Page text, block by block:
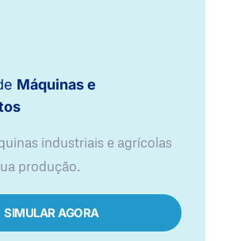
Máquinas e
industriais e agrícolas
produção.
SIMULAR AGORA